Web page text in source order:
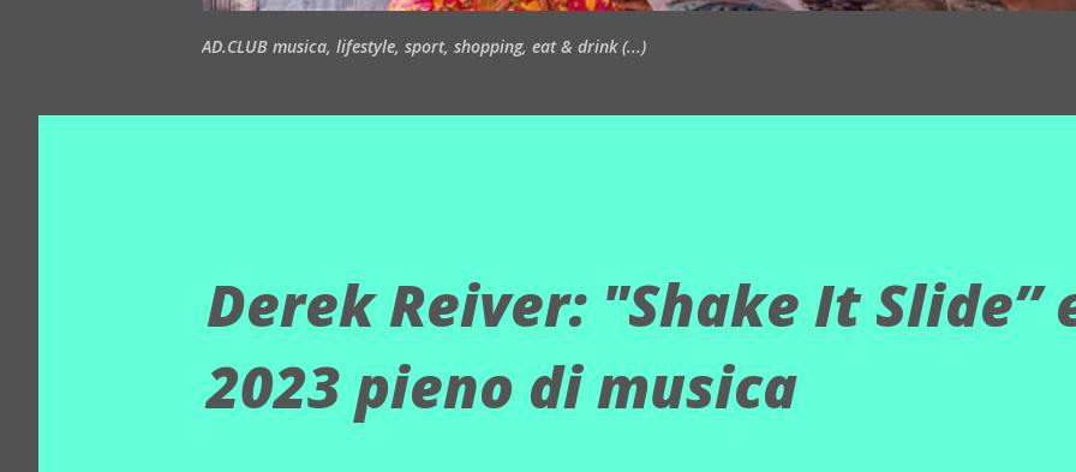
AD.CLUB musica, lifestyle, sport, shopping, eat & drink (...)
Derek Reiver: "Shake It Slide”
2023 pieno di musica